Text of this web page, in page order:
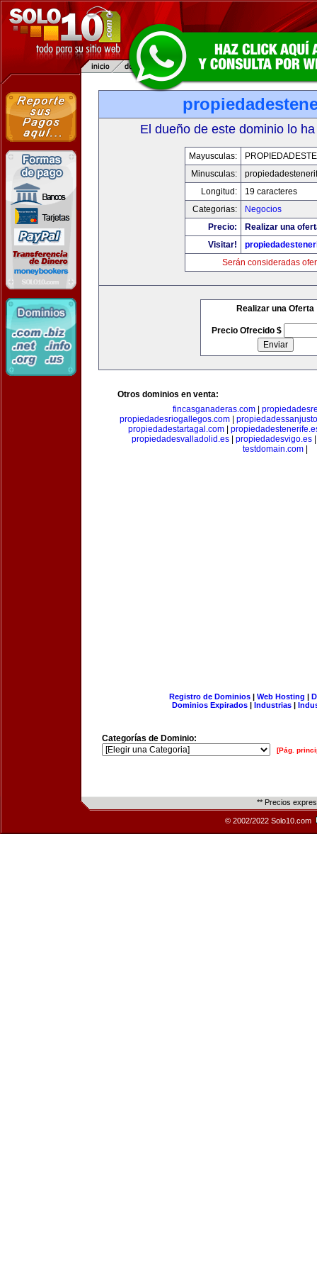
El dueño de este dominio lo
Mayusculas:
Minusculas:
Longitud:
19 caracteres
Categorias:
Negocios
Precio:
Realizar una
Visitar!
Serán consideradas
Realizar una Oferta
Precio Ofrecido $
Otros dominios en venta:
fincasganaderas.com|
propiedadesriogallegos.com|
propiedadestartagal.com|
propiedadesvalladolid.es
propiedadesvigo.es
testdomain.com
Registro de Dominios| Web Hosting |
Dominios Expirados | Industrias |
Categorías de Dominio:
[Pág.
** Precios
© 2002/2022 Solo10.com